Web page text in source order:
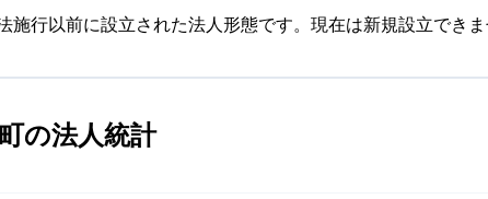
施行以前に設立された法人形態です。現在は新規設立でき
の法人統計